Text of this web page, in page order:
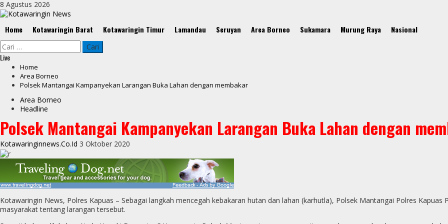
Skip
to
8 Agustus 2026
Menu
Home Kotawaringin Barat Kotawaringin Timur Lamandau Seruyan Area Borneo Sukamara Murung Raya Nasional
Cari
untuk:
Live
Home
Area Borneo
Polsek Mantangai Kampanyekan Larangan Buka Lahan dengan membakar
Area Borneo
Headline
Polsek Mantangai Kampanyekan Larangan Buka Lahan dengan
Kotawaringinnews.co.id 3 Oktober 2020
Kotawaringin News, Polres Kapuas – Sebagai langkah mencegah kebakaran hutan dan lahan (karhutla), Polsek Mantangai Polres
masyarakat tentang larangan tersebut.